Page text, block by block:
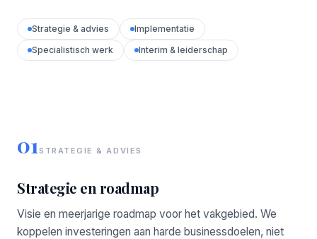
Strategie & advies
Implementatie
Specialistisch werk
Interim & leiderschap
01STRATEGIE & ADVIES
Strategie en roadmap
Visie en meerjarige roadmap voor het vakgebied. We
koppelen investeringen aan harde businessdoelen, niet